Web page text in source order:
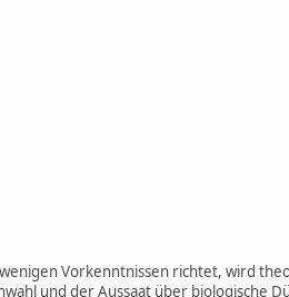
Vorkenntnissen richtet, wird
und der Aussaat über biologische